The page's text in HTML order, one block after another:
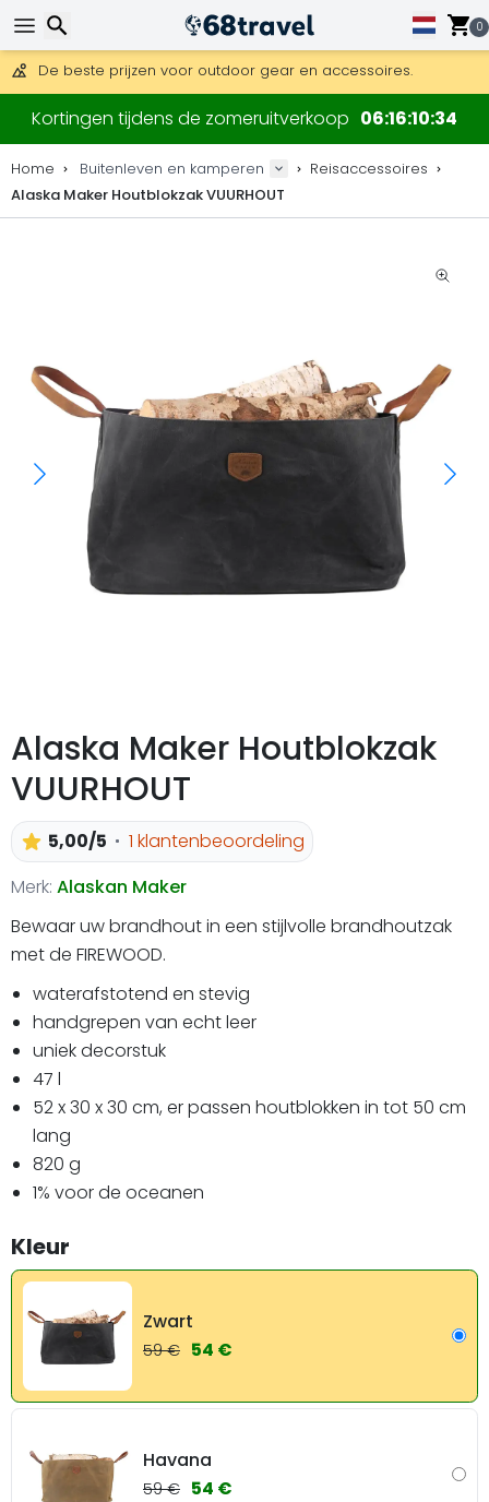
0
Gratis verzending bij bestellingen boven 169 €.
DHL Express is ook beschikbaar.
30 dagen retour, 90 dagen voor houten kaarten en
De beste prijzen voor outdoor gear en accessoires.
Kortingen tijdens de zomeruitverkoop 06 16 10 33
Home Buitenleven en kamperen
Reisaccessoires
Alaska Maker Houtblokzak VUURHOUT
Alaska Maker Houtblokzak
VUURHOUT
5,00/5
1 klantenbeoordeling
Merk: Alaskan Maker
Bewaar uw brandhout in een stijlvolle brandhoutzak
met de FIREWOOD.
waterafstotend en stevig
handgrepen van echt leer
uniek decorstuk
47 l
52 x 30 x 30 cm, er passen houtblokken in tot 50 cm
lang
820 g
1% voor de oceanen
Kleur
Zwart
59 € 54 €
Havana
59 € 54 €
Zoeken